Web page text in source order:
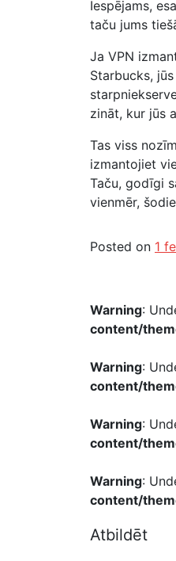
Iespējams,
taču jums
Ja VPN
Starbucks,
zināt, kur jūs
Tas viss
izmantojiet
Taču, godīgi
vienmēr,
Posted on 1
Warning:
content/
Warning:
content/
Warning:
content/
Warning:
content/
Atbildēt